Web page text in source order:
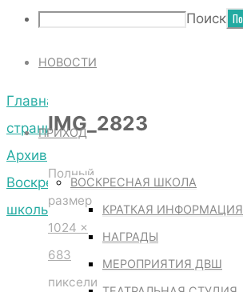
НОВОСТИ
ПРИХОД
ВОСКРЕСНАЯ ШКОЛА
КРАТКАЯ ИНФОРМАЦИЯ
НАГРАДЫ
МЕРОПРИЯТИЯ ДВШ
IMG_2823
Главная
страница
Архив
Воскресной
школы
IMG_2823
IMG_2823
Полный
размер
1024 ×
683
пиксели
Поиск